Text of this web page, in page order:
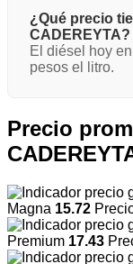
¿Qué precio
CADEREYTA?
El diésel hoy
pesos el litro.
Precio
Magna 15.72
Premium 17.43